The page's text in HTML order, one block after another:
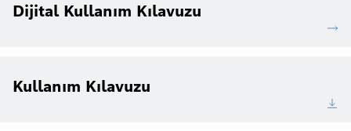
Dijital Kullanım Kılavuzu
Kullanım Kılavuzu